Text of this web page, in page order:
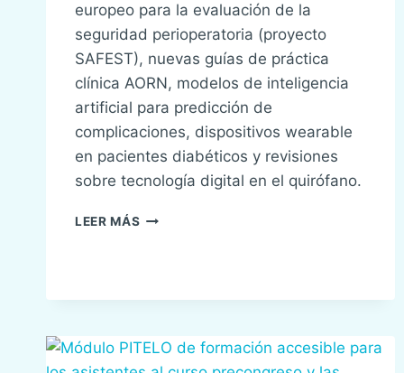
europeo para la evaluación de la
seguridad perioperatoria (proyecto
SAFEST), nuevas guías de práctica
clínica AORN, modelos de inteligencia
artificial para predicción de
complicaciones, dispositivos wearable
en pacientes diabéticos y revisiones
sobre tecnología digital en el quirófano.
LEER MÁS BOLETÍN